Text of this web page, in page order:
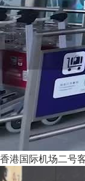
香港国际机场二号